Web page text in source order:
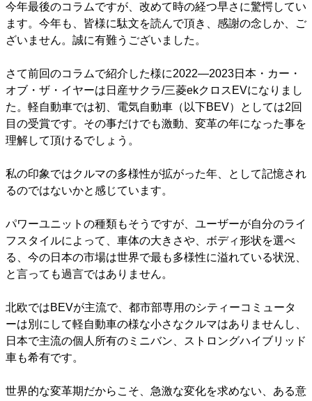
今年最後のコラムですが、改めて時の経つ早さに驚愕してい
ます。今年も、皆様に駄文を読んで頂き、感謝の念しか、ご
ざいません。誠に有難うございました。
さて前回のコラムで紹介した様に2022―2023日本・カー・
オブ・ザ・イヤーは日産サクラ/三菱ekクロスEVになりまし
た。軽自動車では初、電気自動車（以下BEV）としては2回
目の受賞です。その事だけでも激動、変革の年になった事を
理解して頂けるでしょう。
私の印象ではクルマの多様性が拡がった年、として記憶され
るのではないかと感じています。
パワーユニットの種類もそうですが、ユーザーが自分のライ
フスタイルによって、車体の大きさや、ボディ形状を選べ
る、今の日本の市場は世界で最も多様性に溢れている状況、
と言っても過言ではありません。
北欧ではBEVが主流で、都市部専用のシティーコミュータ
ーは別にして軽自動車の様な小さなクルマはありませんし、
日本で主流の個人所有のミニバン、ストロングハイブリッド
車も希有です。
世界的な変革期だからこそ、急激な変化を求めない、ある意